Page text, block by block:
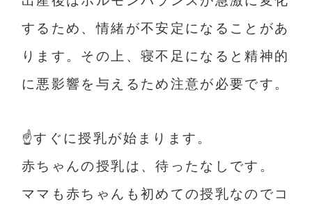
するため、情緒が不安定になることがあ
ります。その上、寝不足にな ると精神的
に悪影響を与えるため注意が必要です。
☝️すぐに授乳が始まります。
赤ちゃんの授乳は、待ったなしです。
ママも赤ちゃんも初めての授乳なのでコ